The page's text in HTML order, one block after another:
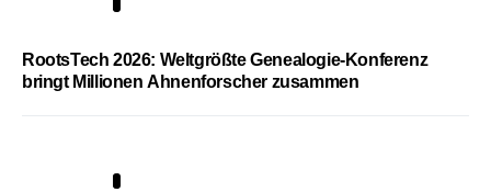
RootsTech 2026: Weltgrößte Genealogie-Konferenz
bringt Millionen Ahnenforscher zusammen